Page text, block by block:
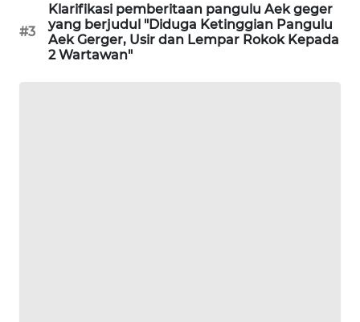
#3
Klarifikasi pemberitaan pangulu Aek geger
yang berjudul "Diduga Ketinggian Pangulu
Aek Gerger, Usir dan Lempar Rokok Kepada
2 Wartawan"